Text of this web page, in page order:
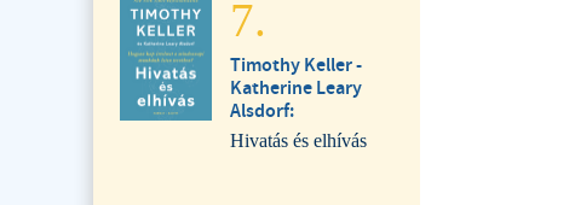
7.
Timothy Keller -
Katherine Leary
Alsdorf:
Hivatás és elhívás